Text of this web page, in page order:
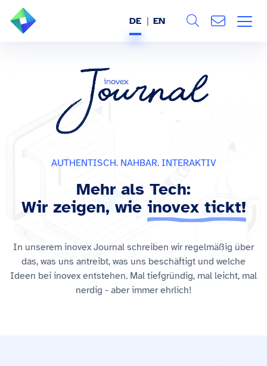
BRANCHEN
WISSEN & EVENTS
DE EN
AUTHENTISCH. NAHBAR. INTERAKTIV
Mehr als Tech:
Wir zeigen, wie inovex tickt!
In unserem inovex Journal schreiben wir regelmäßig über
das, was uns antreibt, was uns beschäftigt und welche
Ideen bei inovex entstehen. Mal tiefgründig, mal leicht, mal
nerdig - aber immer ehrlich!